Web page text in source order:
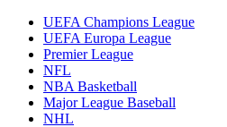
UEFA Champions League
UEFA Europa League
Premier League
NFL
NBA Basketball
Major League Baseball
NHL